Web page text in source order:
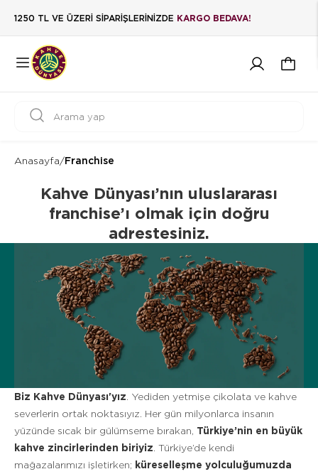
1250 TL VE ÜZERİ SİPARİŞLERİNİZDE KARGO BEDAVA!
Anasayfa/Franchise
Kahve Dünyası’nın uluslararası
franchise’ı olmak için doğru
adrestesiniz.
Biz Kahve Dünyası'yız . Yediden yetmişe çikolata ve kahve
severlerin ortak noktasıyız. Her gün milyonlarca insanın
yüzünde sıcak bir gülümseme bırakan, Türkiye’nin en büyük
kahve zincirlerinden biriyiz . Türkiye’de kendi
mağazalarımızı işletirken; küreselleşme yolculuğumuzda